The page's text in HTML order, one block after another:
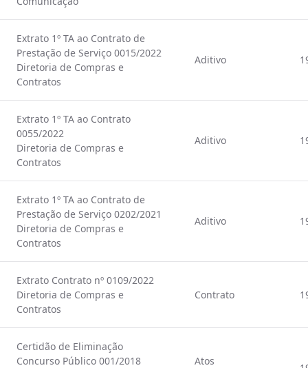
Extrato 1º TA ao Contrato de
Prestação de Serviço 0015/2022
Diretoria de Compras e
Contratos
Aditivo
Extrato 1º TA ao Contrato
0055/2022
Diretoria de Compras e
Contratos
Aditivo
Extrato 1º TA ao Contrato de
Prestação de Serviço 0202/2021
Diretoria de Compras e
Contratos
Aditivo
Extrato Contrato nº 0109/2022
Diretoria de Compras e
Contratos
Contrato
Certidão de Eliminação
Concurso Público 001/2018
Atos